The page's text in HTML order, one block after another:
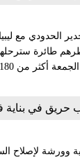
طائرة
من طابقين الأول به 7 محلات تجارية